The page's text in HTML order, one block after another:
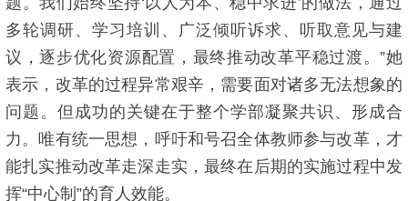
多轮调研、学习培训、广泛倾听诉求、听取意见与建
议，逐步优化资源配置，最终推动改革平稳过渡。”她
表示，改革的过程异常艰辛，需要面对诸多无法想象的
问题。但成功的关键在于整个学部凝聚共识、形成合
力。唯有统一思想，呼吁和号召全体教师参与改革，才
能扎实推动改革走深走实，最终在后期的实施过程中发
挥“中心制”的育人效能。